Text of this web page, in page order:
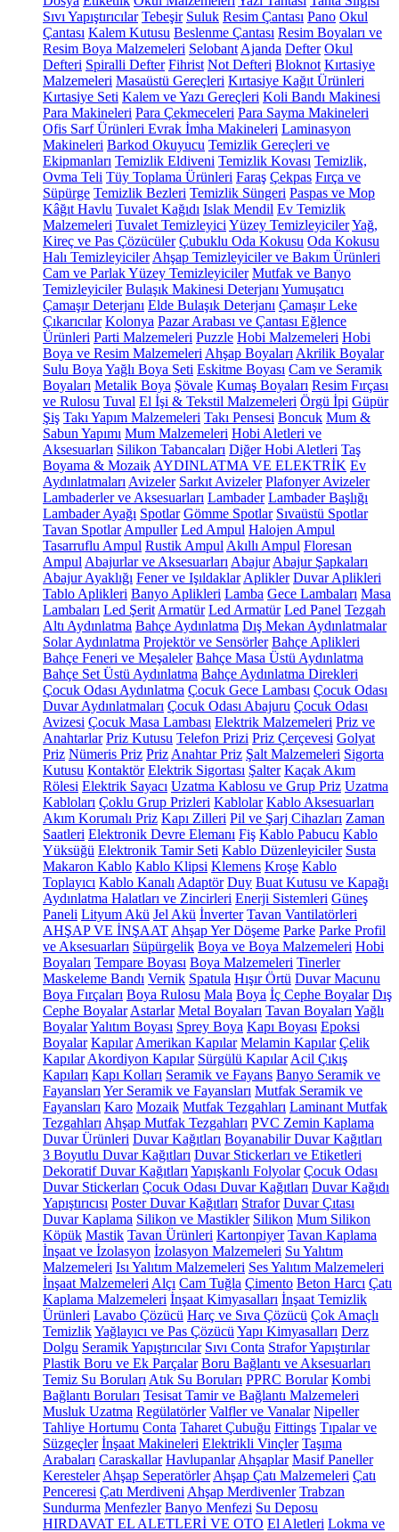
Sıvı Yapıştırıcılar Tebeşir Suluk Resim Çantası Pano Okul
Çantası Kalem Kutusu Beslenme Çantası Resim Boyaları ve
Resim Boya Malzemeleri Selobant Ajanda Defter Okul
Defteri Spiralli Defter Fihrist Not Defteri Bloknot Kırtasiye
Malzemeleri Masaüstü Gereçleri Kırtasiye Kağıt Ürünleri
Kırtasiye Seti Kalem ve Yazı Gereçleri Koli Bandı Makinesi
Para Makineleri Para Çekmeceleri Para Sayma Makineleri
Ofis Sarf Ürünleri Evrak İmha Makineleri Laminasyon
Makineleri Barkod Okuyucu Temizlik Gereçleri ve
Ekipmanları Temizlik Eldiveni Temizlik Kovası Temizlik,
Ovma Teli Tüy Toplama Ürünleri Faraş Çekpas Fırça ve
Süpürge Temizlik Bezleri Temizlik Süngeri Paspas ve Mop
Kâğıt Havlu Tuvalet Kağıdı Islak Mendil Ev Temizlik
Malzemeleri Tuvalet Temizleyici Yüzey TemizleyicilerYağ,
Kireç ve Pas Çözücüler Çubuklu Oda Kokusu Oda Kokusu
Halı Temizleyiciler Ahşap Temizleyiciler ve Bakım Ürünleri
Cam ve Parlak Yüzey Temizleyiciler Mutfak ve Banyo
Temizleyiciler Bulaşık Makinesi Deterjanı Yumuşatıcı
Çamaşır Deterjanı Elde Bulaşık Deterjanı Çamaşır Leke
Çıkarıcılar Kolonya Pazar Arabası ve Çantası Eğlence
Ürünleri Parti Malzemeleri Puzzle Hobi Malzemeleri Hobi
Boya ve Resim Malzemeleri Ahşap Boyaları Akrilik Boyalar
Sulu Boya Yağlı Boya Seti Eskitme Boyası Cam ve Seramik
Boyaları Metalik Boya Şövale Kumaş Boyaları Resim Fırçası
ve Rulosu Tuval El İşi & Tekstil Malzemeleri Örgü İpi Güpür
Şiş Takı Yapım Malzemeleri Takı Pensesi Boncuk Mum &
Sabun Yapımı Mum Malzemeleri Hobi Aletleri ve
Aksesuarları Silikon Tabancaları Diğer Hobi Aletleri Taş
Boyama & Mozaik AYDINLATMA VE ELEKTRİK Ev
Aydınlatmaları Avizeler Sarkıt Avizeler Plafonyer Avizeler
Lambaderler ve Aksesuarları Lambader Lambader Başlığı
Lambader Ayağı Spotlar Gömme Spotlar Sıvaüstü Spotlar
Tavan Spotlar Ampuller Led Ampul Halojen Ampul
Tasarruflu Ampul Rustik Ampul Akıllı Ampul Floresan
Ampul Abajurlar ve Aksesuarları Abajur Abajur Şapkaları
Abajur Ayaklığı Fener ve Işıldaklar Aplikler Duvar Aplikleri
Tablo Aplikleri Banyo Aplikleri Lamba Gece Lambaları Masa
Lambaları Led Şerit Armatür Led Armatür Led Panel Tezgah
Altı Aydınlatma Bahçe Aydınlatma Dış Mekan Aydınlatmalar
Solar Aydınlatma Projektör ve Sensörler Bahçe Aplikleri
Bahçe Feneri ve Meşaleler Bahçe Masa Üstü Aydınlatma
Bahçe Set Üstü Aydınlatma Bahçe Aydınlatma Direkleri
Çocuk Odası Aydınlatma Çocuk Gece Lambası Çocuk Odası
Duvar Aydınlatmaları Çocuk Odası Abajuru Çocuk Odası
Avizesi Çocuk Masa Lambası Elektrik Malzemeleri Priz ve
Anahtarlar Priz Kutusu Telefon Prizi Priz Çerçevesi Golyat
Priz Nümeris Priz Priz Anahtar Priz Şalt Malzemeleri Sigorta
Kutusu Kontaktör Elektrik Sigortası Şalter Kaçak Akım
Rölesi Elektrik Sayacı Uzatma Kablosu ve Grup Priz Uzatma
Kabloları Çoklu Grup Prizleri Kablolar Kablo Aksesuarları
Akım Korumalı Priz Kapı Zilleri Pil ve Şarj Cihazları Zaman
Saatleri Elektronik Devre Elemanı Fiş Kablo Pabucu Kablo
Yüksüğü Elektronik Tamir Seti Kablo Düzenleyiciler Susta
Makaron Kablo Kablo Klipsi Klemens Kroşe Kablo
Toplayıcı Kablo Kanalı Adaptör Duy Buat Kutusu ve Kapağı
Aydınlatma Halatları ve Zincirleri Enerji Sistemleri Güneş
Paneli Lityum Akü Jel Akü İnverter Tavan Vantilatörleri
AHŞAP VE İNŞAAT Ahşap Yer Döşeme Parke Parke Profil
ve Aksesuarları Süpürgelik Boya ve Boya Malzemeleri Hobi
Boyaları Tempare Boyası Boya Malzemeleri Tinerler
Maskeleme Bandı Vernik Spatula Hışır Örtü Duvar Macunu
Boya Fırçaları Boya Rulosu Mala Boya İç Cephe Boyalar Dış
Cephe Boyalar Astarlar Metal Boyaları Tavan Boyaları Yağlı
BoyalarYalıtım Boyası Sprey Boya Kapı Boyası Epoksi
Boyalar Kapılar Amerikan Kapılar Melamin Kapılar Çelik
Kapılar Akordiyon Kapılar Sürgülü Kapılar Acil Çıkış
Kapıları Kapı Kolları Seramik ve Fayans Banyo Seramik ve
Fayansları Yer Seramik ve Fayansları Mutfak Seramik ve
Fayansları Karo Mozaik Mutfak Tezgahları Laminant Mutfak
Tezgahları Ahşap Mutfak Tezgahları PVC Zemin Kaplama
Duvar Ürünleri Duvar Kağıtları Boyanabilir Duvar Kağıtları
3 Boyutlu Duvar Kağıtları Duvar Stickerları ve Etiketleri
Dekoratif Duvar Kağıtları Yapışkanlı Folyolar Çocuk Odası
Duvar Stickerları Çocuk Odası Duvar Kağıtları Duvar Kağıdı
Yapıştırıcısı Poster Duvar Kağıtları Strafor Duvar Çıtası
Duvar Kaplama Silikon ve Mastikler Silikon Mum Silikon
Köpük Mastik Tavan Ürünleri Kartonpiyer Tavan Kaplama
İnşaat ve İzolasyon İzolasyon Malzemeleri Su Yalıtım
Malzemeleri Isı Yalıtım Malzemeleri Ses Yalıtım Malzemeleri
İnşaat Malzemeleri Alçı Cam Tuğla Çimento Beton Harcı Çatı
Kaplama Malzemeleri İnşaat Kimyasalları İnşaat Temizlik
Ürünleri Lavabo Çözücü Harç ve Sıva Çözücü Çok Amaçlı
TemizlikYağlayıcı ve Pas Çözücü Yapı Kimyasalları Derz
Dolgu Seramik Yapıştırıcılar Sıvı Conta Strafor Yapıştırılar
Plastik Boru ve Ek Parçalar Boru Bağlantı ve Aksesuarları
Temiz Su Boruları Atık Su Boruları PPRC Borular Kombi
Bağlantı Boruları Tesisat Tamir ve Bağlantı Malzemeleri
Musluk Uzatma Regülatörler Valfler ve Vanalar Nipeller
Tahliye Hortumu Conta Taharet Çubuğu Fittings Tıpalar ve
Süzgeçler İnşaat Makineleri Elektrikli Vinçler Taşıma
Arabaları Caraskallar Havlupanlar Ahşaplar Masif Paneller
Keresteler Ahşap Seperatörler Ahşap Çatı Malzemeleri Çatı
Penceresi Çatı Merdiveni Ahşap Merdivenler Trabzan
Sundurma Menfezler Banyo Menfezi Su Deposu
HIRDAVAT EL ALETLERİ VE OTO El Aletleri Lokma ve